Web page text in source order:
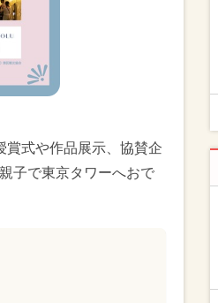
賞式や作品展示、協賛企
子で東京タワーへおで